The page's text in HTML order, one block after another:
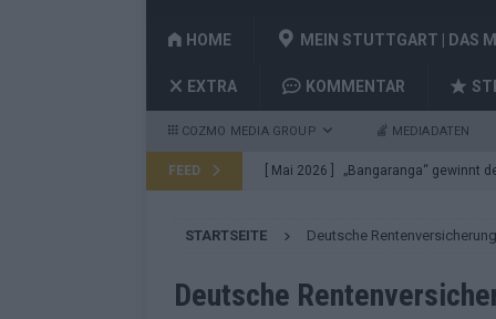
HOME MEIN STUTTGART | DAS
EXTRA KOMMENTAR
COZMO MEDIA GROUP MEDIADATEN
FEED [ Mai 2026 ] „Bangaranga“ gewinnt
[ Mai 2026 ] Von JJ bis Lordi: Das
[ Mai 2026 ] Finnland auf Platz 17,
STARTSEITE Deutsche Rentenversicherung
Deutsche